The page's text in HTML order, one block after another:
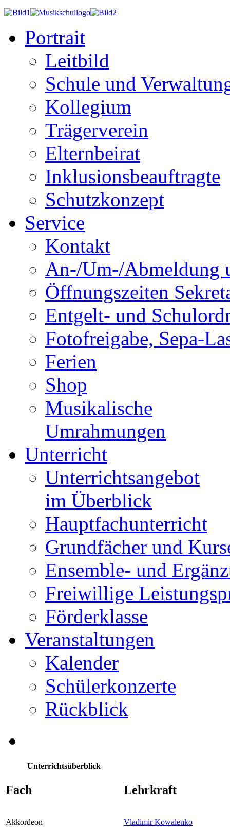
Portrait
Leitbild
Schule und
Kollegium
Trägerverein
Elternbeirat
Inklusionsbeauftragte
Schutzkonzept
Service
Kontakt
An-/Um-/Abmeldung
Öffnungszeiten
Entgelt- und
Fotofreigabe, Sepa-
Ferien
Shop
Musikalische
Umrahmungen
Unterricht
Unterrichtsangebot
im Überblick
Hauptfachunterricht
Grundfächer und
Ensemble- und
Freiwillige
Förderklasse
Veranstaltungen
Kalender
Schülerkonzerte
Rückblick
Unterrichtsüberblick
Fach Lehrkraft
Akkordeon Vladimir Kowalenko